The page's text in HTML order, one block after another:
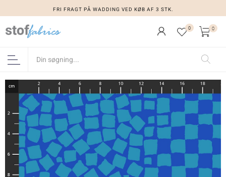
FRI FRAGT PÅ WADDING VED KØB AF 3 STK.
0 0